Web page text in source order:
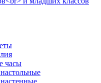
часы